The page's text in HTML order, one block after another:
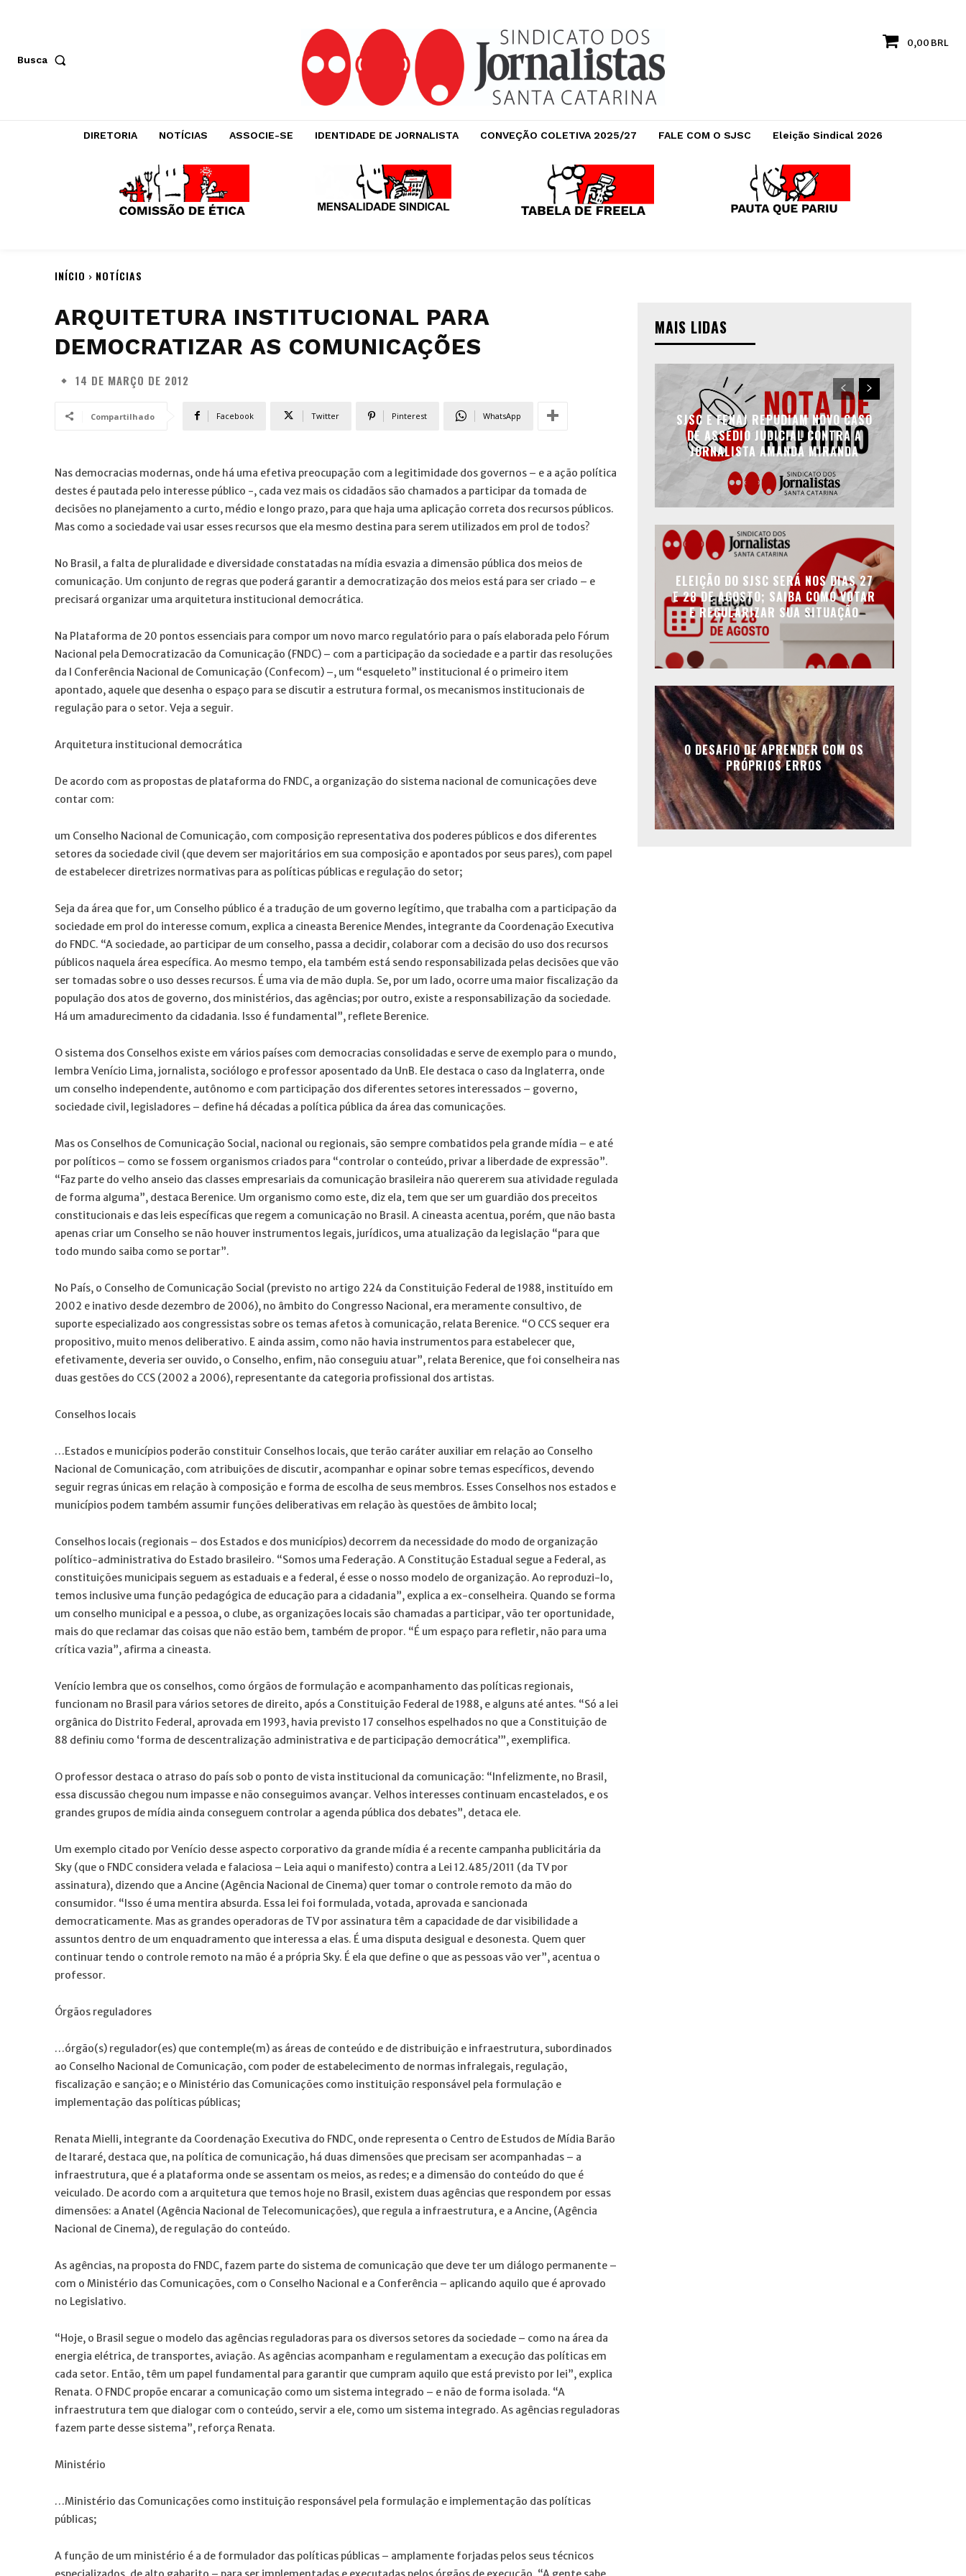
Busca
0,00 BRL
DIRETORIA NOTÍCIAS ASSOCIE-SE IDENTIDADE DE JORNALISTA CONVEÇÃO COLETIVA 2025/27 FALE COM O SJSC Eleição Sindical 2026
INÍCIO NOTÍCIAS
ARQUITETURA INSTITUCIONAL PARA
DEMOCRATIZAR AS COMUNICAÇÕES
14 DE MARÇO DE 2012
Compartilhado Facebook Twitter Pinterest WhatsApp
Nas democracias modernas, onde há uma efetiva preocupação com a legitimidade dos governos – e a ação política
destes é pautada pelo interesse público -, cada vez mais os cidadãos são chamados a participar da tomada de
decisões no planejamento a curto, médio e longo prazo, para que haja uma aplicação correta dos recursos públicos.
Mas como a sociedade vai usar esses recursos que ela mesmo destina para serem utilizados em prol de todos?
No Brasil, a falta de pluralidade e diversidade constatadas na mídia esvazia a dimensão pública dos meios de
comunicação. Um conjunto de regras que poderá garantir a democratização dos meios está para ser criado – e
precisará organizar uma arquitetura institucional democrática.
Na Plataforma de 20 pontos essenciais para compor um novo marco regulatório para o país elaborada pelo Fórum
Nacional pela Democratizacão da Comunicação (FNDC) – com a participação da sociedade e a partir das resoluções
da I Conferência Nacional de Comunicação (Confecom) –, um “esqueleto” institucional é o primeiro item
apontado, aquele que desenha o espaço para se discutir a estrutura formal, os mecanismos institucionais de
regulação para o setor. Veja a seguir.
Arquitetura institucional democrática
De acordo com as propostas de plataforma do FNDC, a organização do sistema nacional de comunicações deve
contar com:
um Conselho Nacional de Comunicação, com composição representativa dos poderes públicos e dos diferentes
setores da sociedade civil (que devem ser majoritários em sua composição e apontados por seus pares), com papel
de estabelecer diretrizes normativas para as políticas públicas e regulação do setor;
Seja da área que for, um Conselho público é a tradução de um governo legítimo, que trabalha com a participação da
sociedade em prol do interesse comum, explica a cineasta Berenice Mendes, integrante da Coordenação Executiva
do FNDC. “A sociedade, ao participar de um conselho, passa a decidir, colaborar com a decisão do uso dos recursos
públicos naquela área específica. Ao mesmo tempo, ela também está sendo responsabilizada pelas decisões que vão
ser tomadas sobre o uso desses recursos. É uma via de mão dupla. Se, por um lado, ocorre uma maior fiscalização da
população dos atos de governo, dos ministérios, das agências; por outro, existe a responsabilização da sociedade.
Há um amadurecimento da cidadania. Isso é fundamental”, reflete Berenice.
O sistema dos Conselhos existe em vários países com democracias consolidadas e serve de exemplo para o mundo,
lembra Venício Lima, jornalista, sociólogo e professor aposentado da UnB. Ele destaca o caso da Inglaterra, onde
um conselho independente, autônomo e com participação dos diferentes setores interessados – governo,
sociedade civil, legisladores – define há décadas a política pública da área das comunicações.
Mas os Conselhos de Comunicação Social, nacional ou regionais, são sempre combatidos pela grande mídia – e até
por políticos – como se fossem organismos criados para “controlar o conteúdo, privar a liberdade de expressão”.
“Faz parte do velho anseio das classes empresariais da comunicação brasileira não quererem sua atividade regulada
de forma alguma”, destaca Berenice. Um organismo como este, diz ela, tem que ser um guardião dos preceitos
constitucionais e das leis específicas que regem a comunicação no Brasil. A cineasta acentua, porém, que não basta
apenas criar um Conselho se não houver instrumentos legais, jurídicos, uma atualização da legislação “para que
todo mundo saiba como se portar”.
No País, o Conselho de Comunicação Social (previsto no artigo 224 da Constituição Federal de 1988, instituído em
2002 e inativo desde dezembro de 2006), no âmbito do Congresso Nacional, era meramente consultivo, de
suporte especializado aos congressistas sobre os temas afetos à comunicação, relata Berenice. “O CCS sequer era
propositivo, muito menos deliberativo. E ainda assim, como não havia instrumentos para estabelecer que,
efetivamente, deveria ser ouvido, o Conselho, enfim, não conseguiu atuar”, relata Berenice, que foi conselheira nas
duas gestões do CCS (2002 a 2006), representante da categoria profissional dos artistas.
Conselhos locais
…Estados e municípios poderão constituir Conselhos locais, que terão caráter auxiliar em relação ao Conselho
Nacional de Comunicação, com atribuições de discutir, acompanhar e opinar sobre temas específicos, devendo
seguir regras únicas em relação à composição e forma de escolha de seus membros. Esses Conselhos nos estados e
municípios podem também assumir funções deliberativas em relação às questões de âmbito local;
Conselhos locais (regionais – dos Estados e dos municípios) decorrem da necessidade do modo de organização
político-administrativa do Estado brasileiro. “Somos uma Federação. A Constitução Estadual segue a Federal, as
constituições municipais seguem as estaduais e a federal, é esse o nosso modelo de organização. Ao reproduzi-lo,
temos inclusive uma função pedagógica de educação para a cidadania”, explica a ex-conselheira. Quando se forma
um conselho municipal e a pessoa, o clube, as organizações locais são chamadas a participar, vão ter oportunidade,
mais do que reclamar das coisas que não estão bem, também de propor. “É um espaço para refletir, não para uma
crítica vazia”, afirma a cineasta.
Venício lembra que os conselhos, como órgãos de formulação e acompanhamento das políticas regionais,
funcionam no Brasil para vários setores de direito, após a Constituição Federal de 1988, e alguns até antes. “Só a lei
orgânica do Distrito Federal, aprovada em 1993, havia previsto 17 conselhos espelhados no que a Constituição de
88 definiu como ‘forma de descentralização administrativa e de participação democrática’”, exemplifica.
O professor destaca o atraso do país sob o ponto de vista institucional da comunicação: “Infelizmente, no Brasil,
essa discussão chegou num impasse e não conseguimos avançar. Velhos interesses continuam encastelados, e os
grandes grupos de mídia ainda conseguem controlar a agenda pública dos debates”, detaca ele.
Um exemplo citado por Venício desse aspecto corporativo da grande mídia é a recente campanha publicitária da
Sky (que o FNDC considera velada e falaciosa – Leia aqui o manifesto) contra a Lei 12.485/2011 (da TV por
assinatura), dizendo que a Ancine (Agência Nacional de Cinema) quer tomar o controle remoto da mão do
consumidor. “Isso é uma mentira absurda. Essa lei foi formulada, votada, aprovada e sancionada
democraticamente. Mas as grandes operadoras de TV por assinatura têm a capacidade de dar visibilidade a
assuntos dentro de um enquadramento que interessa a elas. É uma disputa desigual e desonesta. Quem quer
continuar tendo o controle remoto na mão é a própria Sky. É ela que define o que as pessoas vão ver”, acentua o
professor.
Órgãos reguladores
…órgão(s) regulador(es) que contemple(m) as áreas de conteúdo e de distribuição e infraestrutura, subordinados
ao Conselho Nacional de Comunicação, com poder de estabelecimento de normas infralegais, regulação,
fiscalização e sanção; e o Ministério das Comunicações como instituição responsável pela formulação e
implementação das políticas públicas;
Renata Mielli, integrante da Coordenação Executiva do FNDC, onde representa o Centro de Estudos de Mídia Barão
de Itararé, destaca que, na política de comunicação, há duas dimensões que precisam ser acompanhadas – a
infraestrutura, que é a plataforma onde se assentam os meios, as redes; e a dimensão do conteúdo do que é
veiculado. De acordo com a arquitetura que temos hoje no Brasil, existem duas agências que respondem por essas
dimensões: a Anatel (Agência Nacional de Telecomunicações), que regula a infraestrutura, e a Ancine, (Agência
Nacional de Cinema), de regulação do conteúdo.
As agências, na proposta do FNDC, fazem parte do sistema de comunicação que deve ter um diálogo permanente –
com o Ministério das Comunicações, com o Conselho Nacional e a Conferência – aplicando aquilo que é aprovado
no Legislativo.
“Hoje, o Brasil segue o modelo das agências reguladoras para os diversos setores da sociedade – como na área da
energia elétrica, de transportes, aviação. As agências acompanham e regulamentam a execução das políticas em
cada setor. Então, têm um papel fundamental para garantir que cumpram aquilo que está previsto por lei”, explica
Renata. O FNDC propõe encarar a comunicação como um sistema integrado – e não de forma isolada. “A
infraestrutura tem que dialogar com o conteúdo, servir a ele, como um sistema integrado. As agências reguladoras
fazem parte desse sistema”, reforça Renata.
Ministério
…Ministério das Comunicações como instituição responsável pela formulação e implementação das políticas
públicas;
A função de um ministério é a de formulador das políticas públicas – amplamente forjadas pelos seus técnicos
MAIS LIDAS
SJSC E FENAJ REPUDIAM NOVO CASO
DE ASSÉDIO JUDICIAL CONTRA A
JORNALISTA AMANDA MIRANDA
ELEIÇÃO DO SJSC SERÁ NOS DIAS 27
E 28 DE AGOSTO; SAIBA COMO VOTAR
E REGULARIZAR SUA SITUAÇÃO
O DESAFIO DE APRENDER COM OS
PRÓPRIOS ERROS